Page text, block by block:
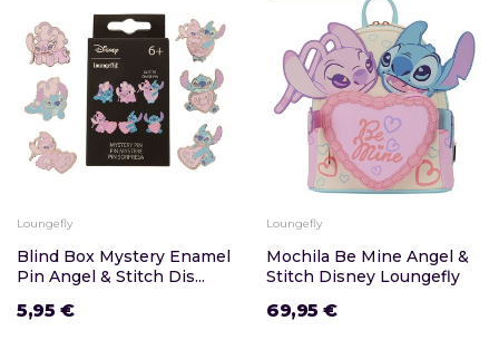
Loungefly
Blind Box Mystery Enamel
Pin Angel & Stitch Dis...
5,95 €
Loungefly
Mochila Be Mine Angel &
Stitch Disney Loungefly
69,95 €